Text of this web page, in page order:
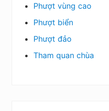
Phượt vùng cao
Phượt biển
Phượt đảo
Tham quan chùa